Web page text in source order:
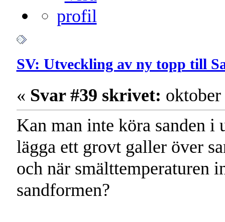
SV: Utveckling av ny topp till
« Svar #39 skrivet:
Kan man inte köra sanden i
lägga ett grovt galler över
och när smälttemperaturen
sandformen?